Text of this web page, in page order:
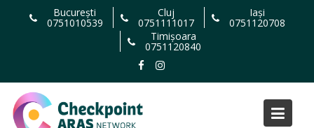
București
0751010539
Cluj
0751111017
Iași
0751120708
Timișoara
0751120840